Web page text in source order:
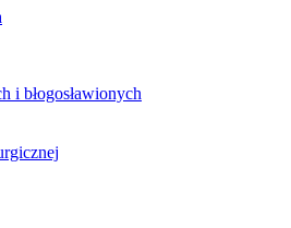
i błogosławionych